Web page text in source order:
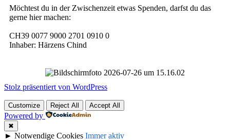
Möchtest du in der Zwischenzeit etwas Spenden, darfst du das
gerne hier machen:
CH39 0077 9000 2701 0910 0
Inhaber: Härzens Chind
Stolz präsentiert von WordPress
Customize Reject All Accept All
Powered by
✖
► Notwendige Cookies Immer aktiv